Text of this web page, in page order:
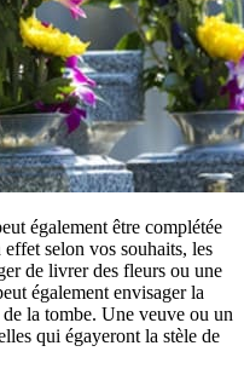
également être complétée
selon vos souhaits, les
de livrer des fleurs ou une
également envisager la
la tombe. Une veuve ou un
qui égayeront la stèle de